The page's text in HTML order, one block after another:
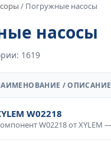
/ Погружные насосы
насосы
1619
/ ОПИСАНИЕ
W02218